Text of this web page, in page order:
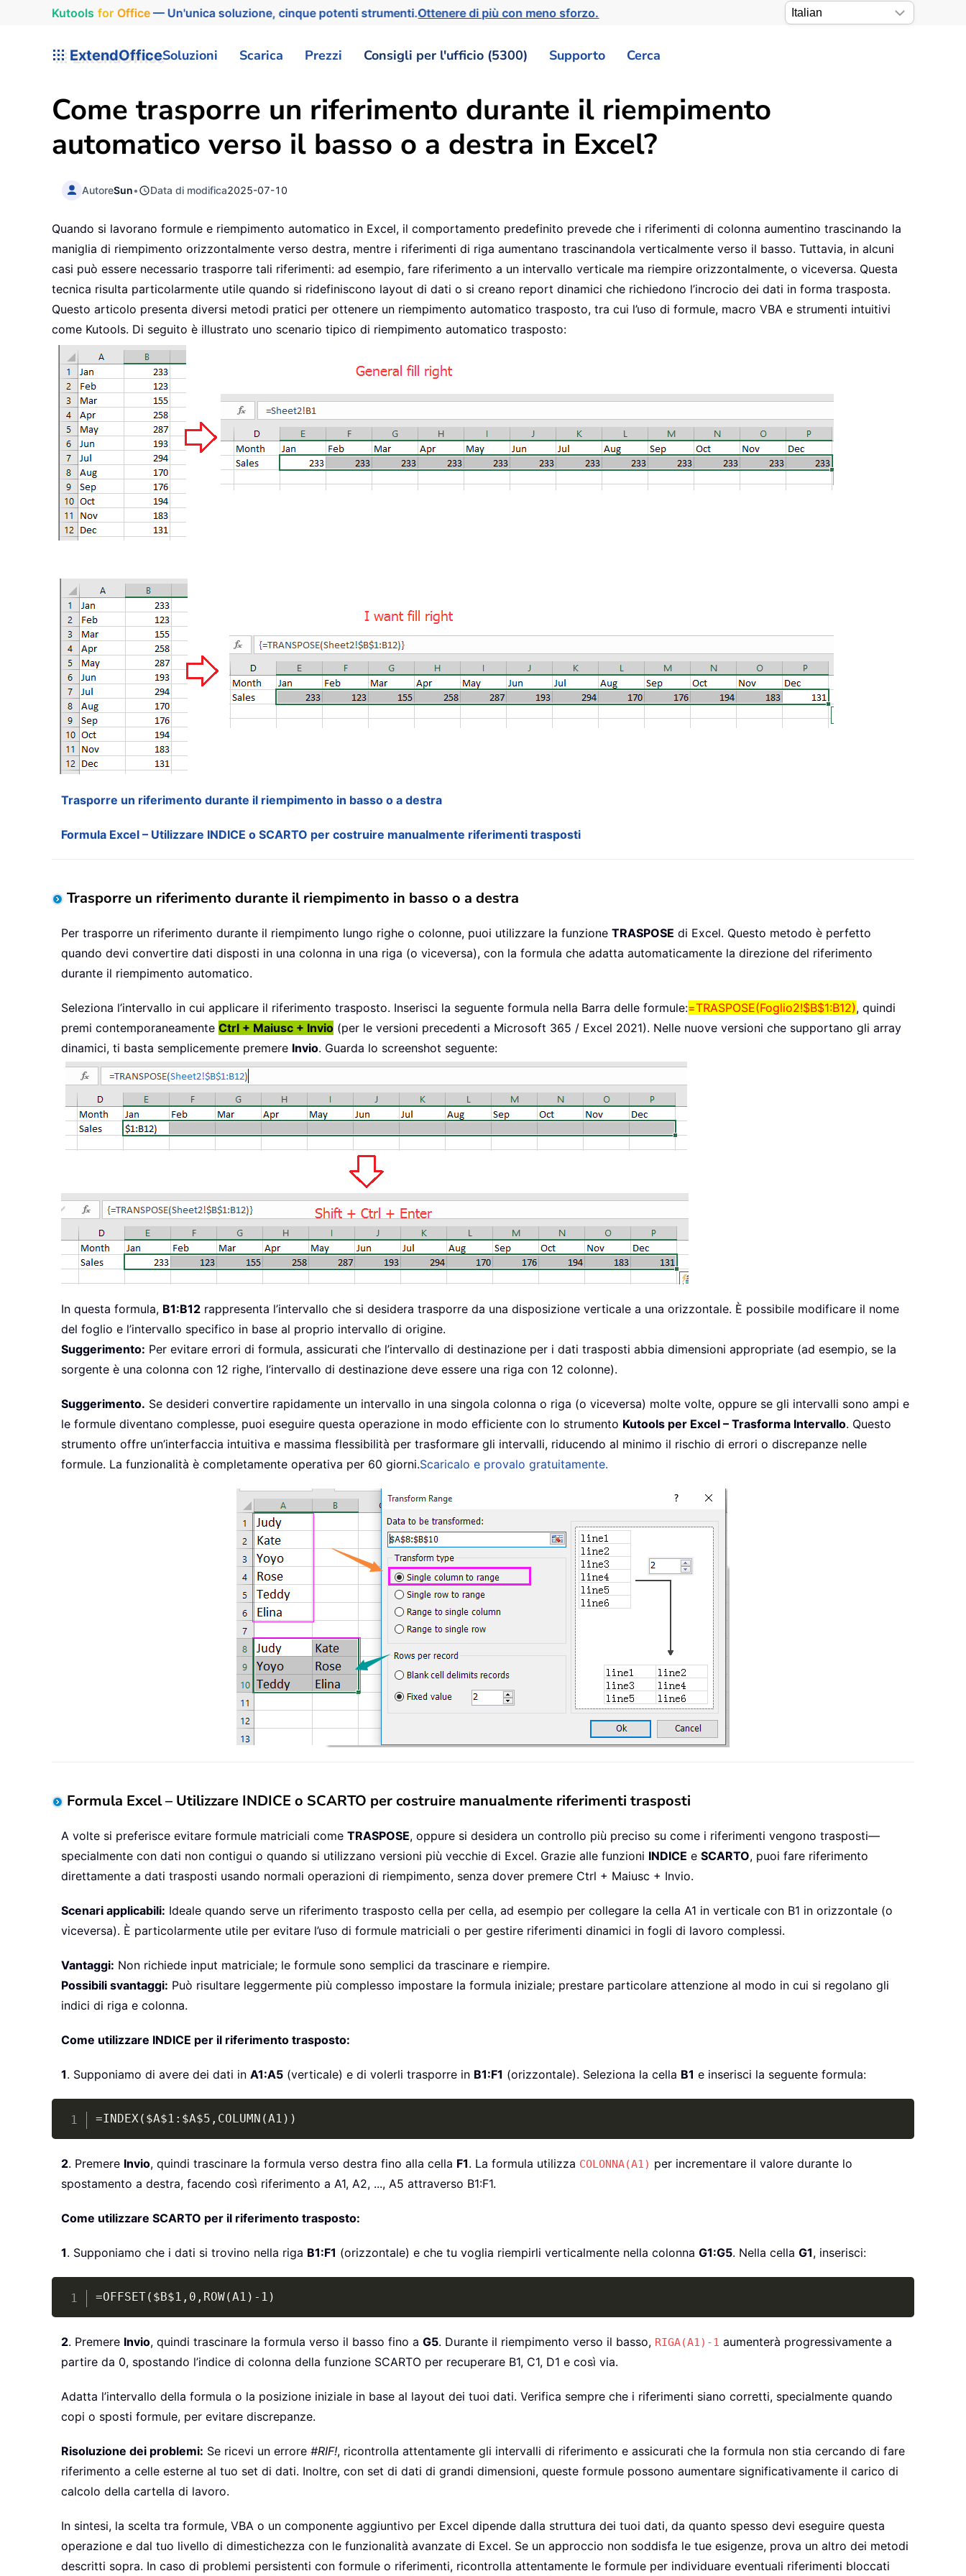
Kutools for Office— Un'unica soluzione, cinque potenti strumenti.Ottenere di più con meno sforzo.
ExtendOfficeSoluzioni Scarica Prezzi Consigli per l'ufficio (5300) Supporto Cerca
Come trasporre un riferimento durante il riempimento
automatico verso il basso o a destra in Excel?
AutoreSun• Data di modifica2025-07-10
Quando si lavorano formule e riempimento automatico in Excel, il comportamento predefinito prevede che i riferimenti di colonna aumentino trascinando la
maniglia di riempimento orizzontalmente verso destra, mentre i riferimenti di riga aumentano trascinandola verticalmente verso il basso. Tuttavia, in alcuni
casi può essere necessario trasporre tali riferimenti: ad esempio, fare riferimento a un intervallo verticale ma riempire orizzontalmente, o viceversa. Questa
tecnica risulta particolarmente utile quando si ridefiniscono layout di dati o si creano report dinamici che richiedono l’incrocio dei dati in forma trasposta.
Questo articolo presenta diversi metodi pratici per ottenere un riempimento automatico trasposto, tra cui l’uso di formule, macro VBA e strumenti intuitivi
come Kutools. Di seguito è illustrato uno scenario tipico di riempimento automatico trasposto:
Trasporre un riferimento durante il riempimento in basso o a destra
Formula Excel – Utilizzare INDICE o SCARTO per costruire manualmente riferimenti trasposti
Trasporre un riferimento durante il riempimento in basso o a destra
Per trasporre un riferimento durante il riempimento lungo righe o colonne, puoi utilizzare la funzione TRASPOSE di Excel. Questo metodo è perfetto
quando devi convertire dati disposti in una colonna in una riga (o viceversa), con la formula che adatta automaticamente la direzione del riferimento
durante il riempimento automatico.
Seleziona l’intervallo in cui applicare il riferimento trasposto. Inserisci la seguente formula nella Barra delle formule:=TRASPOSE(Foglio2!$B$1:B12), quindi
premi contemporaneamente Ctrl + Maiusc + Invio (per le versioni precedenti a Microsoft 365 / Excel 2021). Nelle nuove versioni che supportano gli array
dinamici, ti basta semplicemente premere Invio. Guarda lo screenshot seguente:
In questa formula, B1:B12 rappresenta l’intervallo che si desidera trasporre da una disposizione verticale a una orizzontale. È possibile modificare il nome
del foglio e l’intervallo specifico in base al proprio intervallo di origine.
Suggerimento: Per evitare errori di formula, assicurati che l’intervallo di destinazione per i dati trasposti abbia dimensioni appropriate (ad esempio, se la
sorgente è una colonna con 12 righe, l’intervallo di destinazione deve essere una riga con 12 colonne).
Suggerimento. Se desideri convertire rapidamente un intervallo in una singola colonna o riga (o viceversa) molte volte, oppure se gli intervalli sono ampi e
le formule diventano complesse, puoi eseguire questa operazione in modo efficiente con lo strumento Kutools per Excel – Trasforma Intervallo. Questo
strumento offre un’interfaccia intuitiva e massima flessibilità per trasformare gli intervalli, riducendo al minimo il rischio di errori o discrepanze nelle
formule. La funzionalità è completamente operativa per 60 giorni.Scaricalo e provalo gratuitamente.
Formula Excel – Utilizzare INDICE o SCARTO per costruire manualmente riferimenti trasposti
A volte si preferisce evitare formule matriciali come TRASPOSE, oppure si desidera un controllo più preciso su come i riferimenti vengono trasposti—
specialmente con dati non contigui o quando si utilizzano versioni più vecchie di Excel. Grazie alle funzioni INDICE e SCARTO, puoi fare riferimento
direttamente a dati trasposti usando normali operazioni di riempimento, senza dover premere Ctrl + Maiusc + Invio.
Scenari applicabili: Ideale quando serve un riferimento trasposto cella per cella, ad esempio per collegare la cella A1 in verticale con B1 in orizzontale (o
viceversa). È particolarmente utile per evitare l’uso di formule matriciali o per gestire riferimenti dinamici in fogli di lavoro complessi.
Vantaggi: Non richiede input matriciale; le formule sono semplici da trascinare e riempire.
Possibili svantaggi: Può risultare leggermente più complesso impostare la formula iniziale; prestare particolare attenzione al modo in cui si regolano gli
indici di riga e colonna.
Come utilizzare INDICE per il riferimento trasposto:
1. Supponiamo di avere dei dati in A1:A5 (verticale) e di volerli trasporre in B1:F1 (orizzontale). Seleziona la cella B1 e inserisci la seguente formula:
=INDEX($A$1:$A$5,COLUMN(A1))
2. Premere Invio, quindi trascinare la formula verso destra fino alla cella F1. La formula utilizza COLONNA(A1) per incrementare il valore durante lo
spostamento a destra, facendo così riferimento a A1, A2, ..., A5 attraverso B1:F1.
Come utilizzare SCARTO per il riferimento trasposto:
1. Supponiamo che i dati si trovino nella riga B1:F1 (orizzontale) e che tu voglia riempirli verticalmente nella colonna G1:G5. Nella cella G1, inserisci:
=OFFSET($B$1,0,ROW(A1)-1)
2. Premere Invio, quindi trascinare la formula verso il basso fino a G5. Durante il riempimento verso il basso, RIGA(A1)-1 aumenterà progressivamente a
partire da 0, spostando l’indice di colonna della funzione SCARTO per recuperare B1, C1, D1 e così via.
Adatta l’intervallo della formula o la posizione iniziale in base al layout dei tuoi dati. Verifica sempre che i riferimenti siano corretti, specialmente quando
copi o sposti formule, per evitare discrepanze.
Risoluzione dei problemi: Se ricevi un errore #RIF!, ricontrolla attentamente gli intervalli di riferimento e assicurati che la formula non stia cercando di fare
riferimento a celle esterne al tuo set di dati. Inoltre, con set di dati di grandi dimensioni, queste formule possono aumentare significativamente il carico di
calcolo della cartella di lavoro.
In sintesi, la scelta tra formule, VBA o un componente aggiuntivo per Excel dipende dalla struttura dei tuoi dati, da quanto spesso devi eseguire questa
operazione e dal tuo livello di dimestichezza con le funzionalità avanzate di Excel. Se un approccio non soddisfa le tue esigenze, prova un altro dei metodi
descritti sopra. In caso di problemi persistenti con formule o riferimenti, ricontrolla attentamente le formule per individuare eventuali riferimenti bloccati